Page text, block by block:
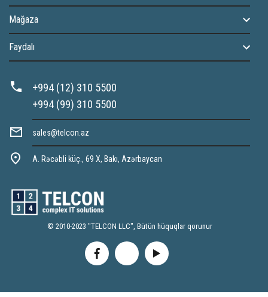
Mağaza
Faydalı
+994 (12) 310 5500
+994 (99) 310 5500
sales@telcon.az
A. Rəcəbli küç., 69 X, Bakı, Azərbaycan
© 2010-2023 "TELCON LLC", Bütün hüquqlar qorunur